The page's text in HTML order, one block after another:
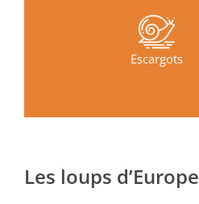
Escargots
Les loups d’Europe